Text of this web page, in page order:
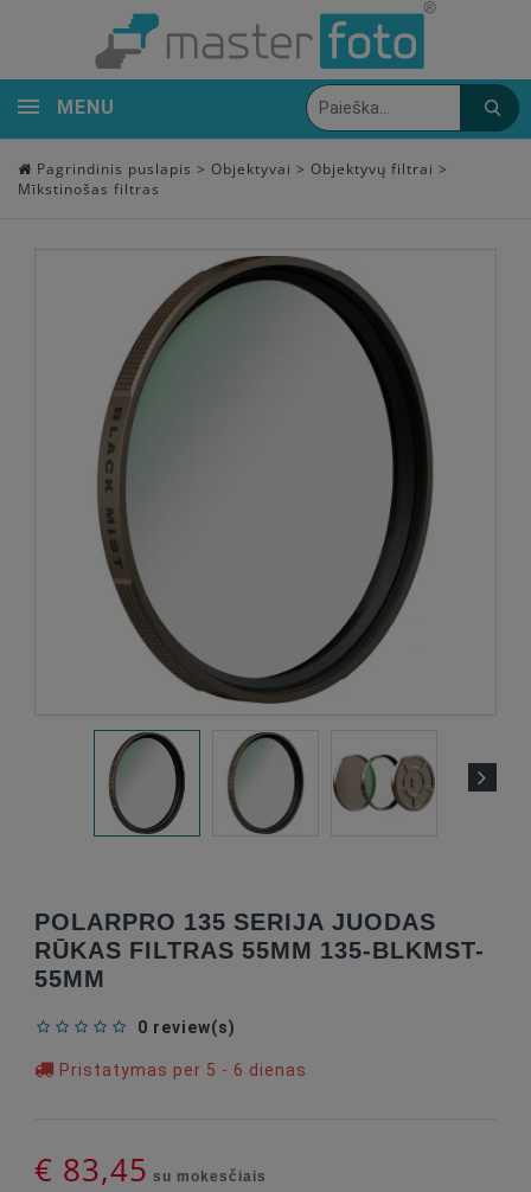
MENU
Pagrindinis puslapis > Objektyvai > Objektyvų filtrai >
Mīkstinošas filtras
POLARPRO 135 SERIJA JUODAS
RŪKAS FILTRAS 55MM 135-BLKMST-
55MM
0 review(s)
Pristatymas per 5 - 6 dienas
€ 83,45 su mokesčiais